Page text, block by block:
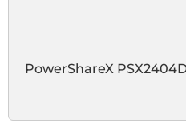
PowerShareX PSX2404D